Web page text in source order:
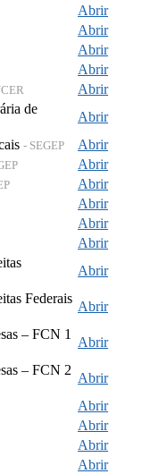
Abrir
Abrir
Abrir
Abrir
Abrir
de
Abrir
- SEGEP
Abrir
Abrir
Abrir
Abrir
Abrir
Abrir
Abrir
Federais
Abrir
– FCN 1
Abrir
– FCN 2
Abrir
Abrir
Abrir
Abrir
Abrir